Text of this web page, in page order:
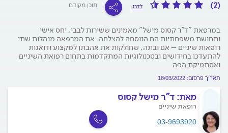
(2) לדרג תוכן מקודם
במרפאת "ד"ר קסוס מישל" מאמינים ששירות לבבי, יחס אישי
ותחושת משפחתיות הם הנוסחה להצלחה. את המרפאה מנהלות שתי
רופאות שיניים – אם ובתה, שחולקות את אהבתן למקצוע ודואגות
להתעדכן בחידושים ובטכנולוגיות המתקדמות בתחום רפואת השיניים
ואסתטיקת הפה
תאריך פרסום: 18/03/2022
מאת: ד"ר מישל קסוס
רופאת שיניים
03-9693920